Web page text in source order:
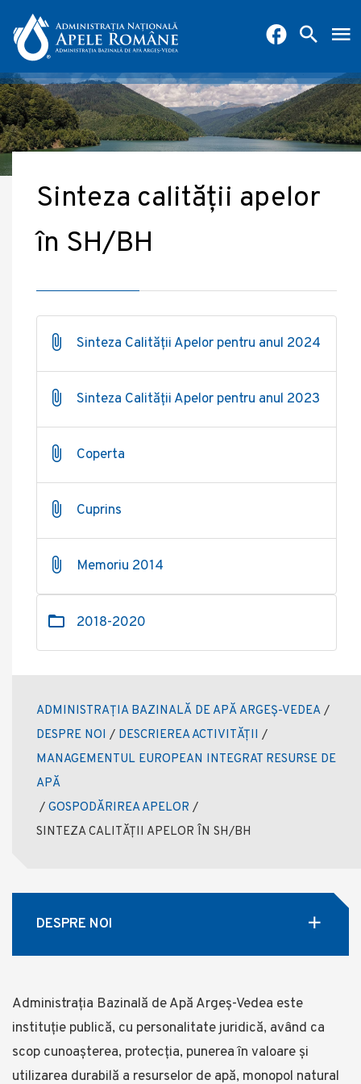
Sinteza calității apelor
în SH/BH
Sinteza Calității Apelor pentru anul 2024
Sinteza Calității Apelor pentru anul 2023
Coperta
Cuprins
Memoriu 2014
2018-2020
ADMINISTRAȚIA BAZINALĂ DE APĂ ARGEȘ-VEDEA /
DESPRE NOI / DESCRIEREA ACTIVITĂȚII /
MANAGEMENTUL EUROPEAN INTEGRAT RESURSE DE
APĂ
/ GOSPODĂRIREA APELOR /
SINTEZA CALITĂȚII APELOR ÎN SH/BH
DESPRE NOI
Administrația Bazinală de Apă Argeș-Vedea este
instituție publică, cu personalitate juridică, având ca
scop cunoașterea, protecția, punerea în valoare și
utilizarea durabilă a resurselor de apă, monopol natural